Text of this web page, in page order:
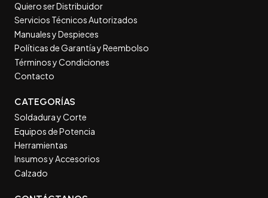
Quiero ser Distribuidor
Servicios Técnicos Autorizados
Manuales y Despieces
Políticas de Garantía y Reembolso
Términos y Condiciones
Contacto
CATEGORÍAS
Soldadura y Corte
Equipos de Potencia
Herramientas
Insumos y Accesorios
Calzado